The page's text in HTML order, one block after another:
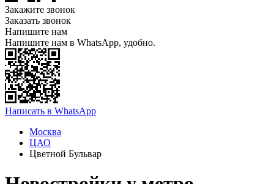
Закажите звонок
Заказать звонок
Напишите нам
Напишите нам в WhatsApp, удобно.
Написать в WhatsApp
Москва
ЦАО
Цветной Бульвар